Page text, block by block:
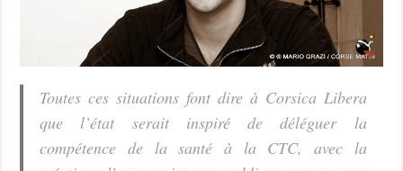
Toutes ces situations font dire à Corsica Libera
que l’état serait inspiré de déléguer la
compétence de la santé à la CTC, avec la